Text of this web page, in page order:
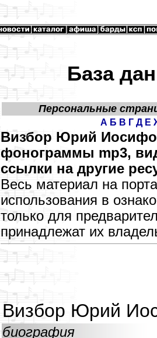
База
Персональные
А Б В Г Д Е
Визбор Юрий
фонограммы mp3,
ссылки на другие
Весь материал на
использования в
только для
принадлежат их
Визбор Юрий
биография